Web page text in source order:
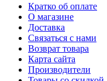
Кратко об оплате
О магазине
Доставка
Связаться с нами
Возврат товара
Карта сайта
Производители